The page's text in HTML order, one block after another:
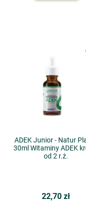
ADEK Junior - Natur
30ml Witaminy ADEK
od 2 r.ż.
22,70 zł